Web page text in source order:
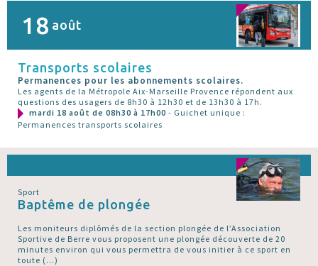
18 août
Transports scolaires
Permanences pour les abonnements scolaires.
Les agents de la Métropole Aix-Marseille Provence répondent aux
questions des usagers de 8h30 à 12h30 et de 13h30 à 17h.
mardi 18 août de 08h30 à 17h00 - Guichet unique :
Permanences transports scolaires
Sport
Baptême de plongée
Les moniteurs diplômés de la section plongée de l’Association
Sportive de Berre vous proposent une plongée découverte de 20
minutes environ qui vous permettra de vous initier à ce sport en
toute (…)